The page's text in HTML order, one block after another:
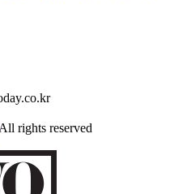
rights reserved